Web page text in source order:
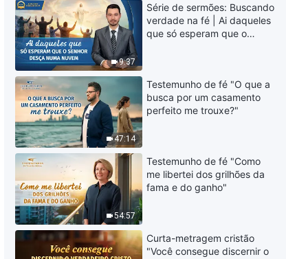
6:16
14:46
Palavra de Deus "As
declarações de Deus para todo
o universo: A décima primeira
declaração"
15:40
Palavra de Deus "As
declarações de Deus para todo
o universo: A décima segunda
declaração"
13:35
Palavra de Deus "As
declarações de Deus para todo
o universo: A décima terceira
declaração"
9:37
Série de sermões: Buscando
verdade na fé | Ai daqueles
que só esperam que o
47:14
Testemunho de fé "O que a
busca por um casamento
perfeito me trouxe?"
54:57
Testemunho de fé "Como
me libertei dos grilhões da
fama e do ganho"
Curta-metragem cristão
"Você consegue discernir o